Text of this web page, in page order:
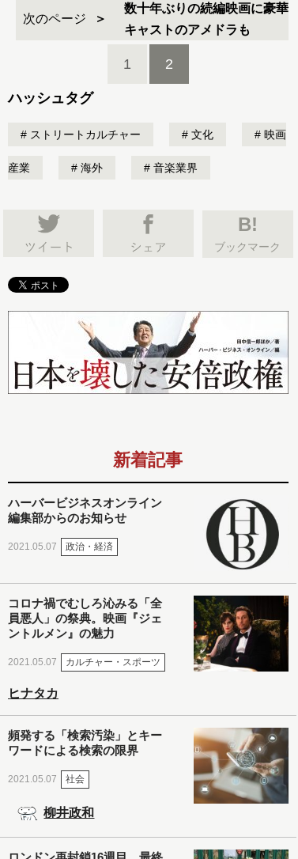
次のページ
数十年ぶりの続編映画に豪華
キャストのアメドラも
1 2
ハッシュタグ
ストリートカルチャー 文化 映画
産業 海外 音楽業界
B!
ブックマーク
新着記事
ハーバービジネスオンライン
編集部からのお知らせ
2021.05.07 政治・経済
コロナ禍でむしろ沁みる「全
員悪人」の祭典。映画『ジェ
ントルメン』の魅力
2021.05.07 カルチャー・スポーツ
ヒナタカ
頻発する「検索汚染」とキー
ワードによる検索の限界
2021.05.07 社会
柳井政和